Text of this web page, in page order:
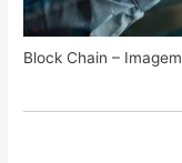
Block Chain – Imagem